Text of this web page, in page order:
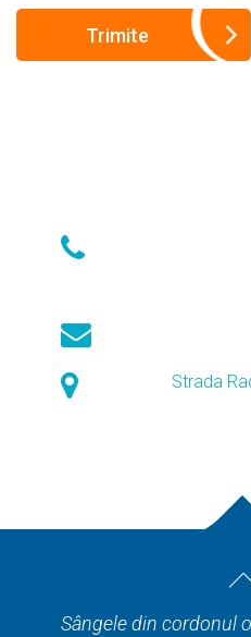
Strada
Sângele din cordonul